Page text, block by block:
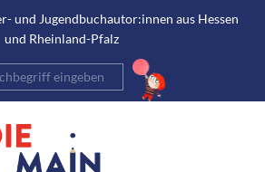
und Jugendbuchautor:innen aus Hessen
und Rheinland-Pfalz
Suche